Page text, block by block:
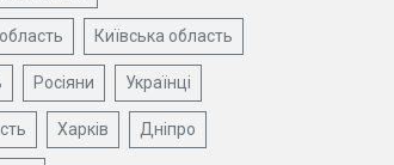
Київська область
Росіяни Українці
Харків Дніпро